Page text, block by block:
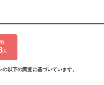
人
以下の調査に基づいています。